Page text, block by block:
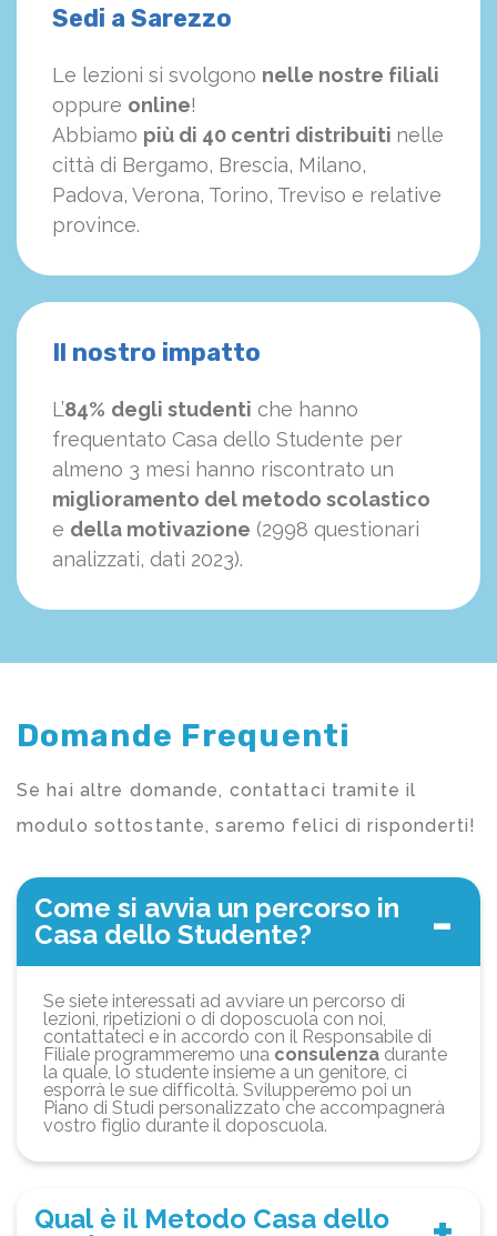
Sedi a Sarezzo
Le lezioni si svolgono nelle nostre filiali
oppure online!
Abbiamo più di 40 centri distribuiti nelle
città di Bergamo, Brescia, Milano,
Padova, Verona, Torino, Treviso e relative
province.
Il nostro impatto
L’84% degli studenti che hanno
frequentato Casa dello Studente per
almeno 3 mesi hanno riscontrato un
miglioramento del metodo scolastico
e della motivazione (2998 questionari
analizzati, dati 2023).
Domande Frequenti
Se hai altre domande, contattaci tramite il
modulo sottostante, saremo felici di risponderti!
Come si avvia un percorso in
Casa dello Studente?
Se siete interessati ad avviare un percorso di
lezioni, ripetizioni o di doposcuola con noi,
contattateci e in accordo con il Responsabile di
Filiale programmeremo una consulenza durante
la quale, lo studente insieme a un genitore, ci
esporrà le sue difficoltà. Svilupperemo poi un
Piano di Studi personalizzato che accompagnerà
vostro figlio durante il doposcuola.
Qual è il Metodo Casa dello